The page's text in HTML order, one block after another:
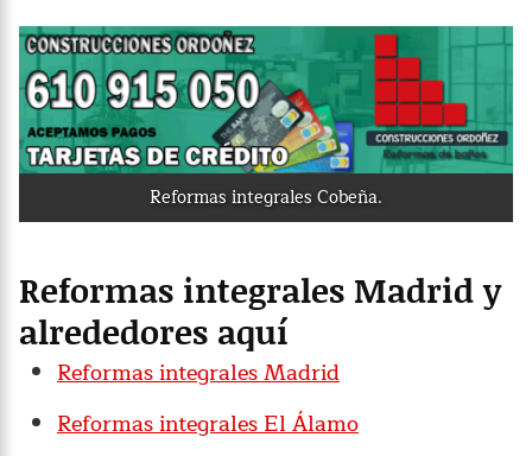
Reformas integrales Cobeña.
Reformas integrales Madrid y
alrededores aquí
Reformas integrales Madrid
Reformas integrales El Álamo